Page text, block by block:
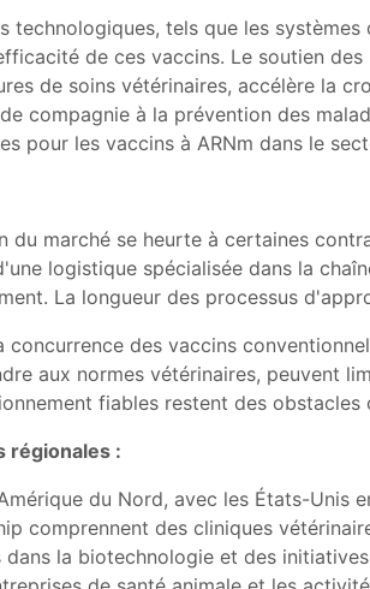
technologiques, tels que les
de ces vaccins. Le soutien
de soins vétérinaires, accélère la
compagnie à la prévention des
pour les vaccins à ARNm dans le
du marché se heurte à certaines
logistique spécialisée dans la
La longueur des processus
concurrence des vaccins
aux normes vétérinaires, peuvent
fiables restent des
régionales :
du Nord, avec les États-Unis
comprennent des cliniques
la biotechnologie et des